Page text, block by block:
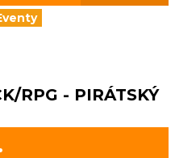
RPG - PIRÁTSKÝ